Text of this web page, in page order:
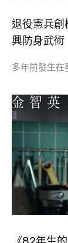
退役憲兵創
興防身武術
多年前發生在